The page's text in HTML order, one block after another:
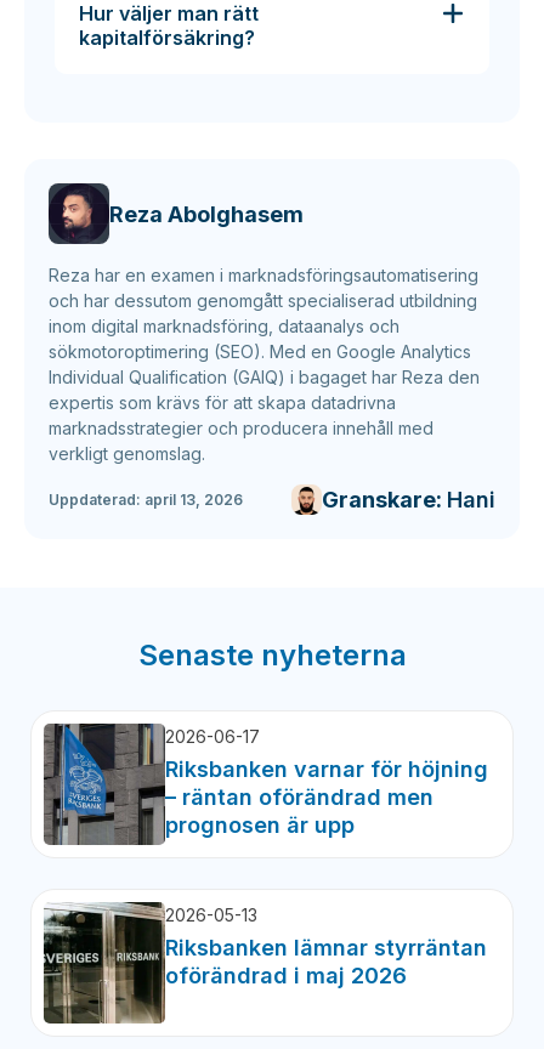
Hur väljer man rätt
kapitalförsäkring?
Reza Abolghasem
Reza har en examen i marknadsföringsautomatisering
och har dessutom genomgått specialiserad utbildning
inom digital marknadsföring, dataanalys och
sökmotoroptimering (SEO). Med en Google Analytics
Individual Qualification (GAIQ) i bagaget har Reza den
expertis som krävs för att skapa datadrivna
marknadsstrategier och producera innehåll med
verkligt genomslag.
Uppdaterad: april 13, 2026 Granskare: Hani
Senaste nyheterna
2026-06-17
Riksbanken varnar för höjning
– räntan oförändrad men
prognosen är upp
2026-05-13
Riksbanken lämnar styrräntan
oförändrad i maj 2026